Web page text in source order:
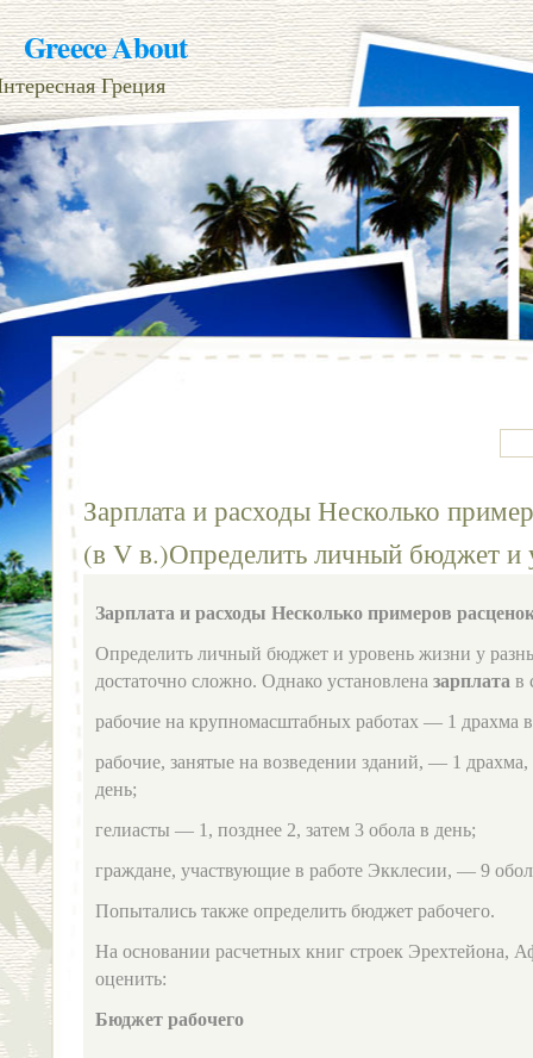
Greece About
Греция
Зарплата и расходы Несколько
(в V в.)Определить личный бюджет и
Зарплата и расходы Несколько примеров
Определить личный бюджет и уровень жизни у
достаточно сложно. Однако установлена зарплата в
рабочие на крупномасштабных работах — 1 драхма
рабочие, занятые на возведении зданий, — 1 драхма,
день;
гелиасты — 1, позднее 2, затем 3 обола в день;
граждане, участвующие в работе Экклесии, — 9
Попытались также определить бюджет рабочего.
На основании расчетных книг строек Эрехтейона,
оценить:
Бюджет рабочего